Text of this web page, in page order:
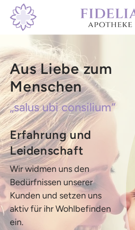
Aus Liebe zum
Menschen
„salus ubi consilium“
Erfahrung und
Leidenschaft
Wir widmen uns den
Bedürfnissen unserer
Kunden und setzen uns
aktiv für ihr Wohlbefinden
ein.
UND REINHEIT
IN EINER KAPSEL
Capsularium
sind kleine Helfer mit
Wirkung. Sie halten Körper
Geist in Balance.
Schulbildung in
Uganda
fördern
„Weil uns Menschen
wichtig sind!“
Mit jedem Einkauf in
unserer Apotheke
unterstützen Sie
gemeinsam mit uns das
Bbanga
project und den